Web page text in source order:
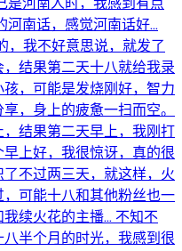
河南话，感觉河南话好…
，我不好意思说，就发了
结果第二天十八就给我录
，可能是发烧刚好，智力
，身上的疲惫一扫而空。
结果第二天早上，我刚打
上好，我很惊讶，真的很
不过两三天，就这样，火
可能十八和其他粉丝也一
续火花的主播… 不知不
半个月的时光，我感到很